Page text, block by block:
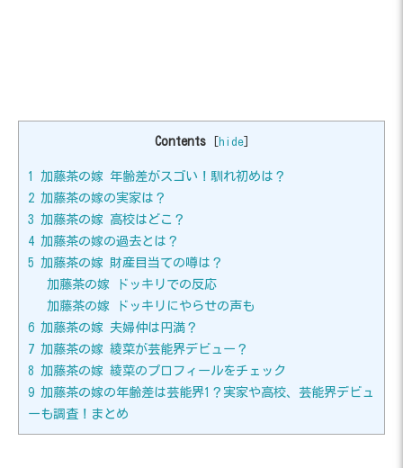
Contents hide]
1
加藤茶の嫁 年齢差がスゴい！馴れ初めは？
2 加藤茶の嫁の実家は？
3 加藤茶の嫁 高校はどこ？
4 加藤茶の嫁の過去とは？
5 加藤茶の嫁 財産目当ての噂は？
加藤茶の嫁 ドッキリでの反応
加藤茶の嫁 ドッキリにやらせの声も
6 加藤茶の嫁 夫婦仲は円満？
7 加藤茶の嫁 綾菜が芸能界デビュー？
8 加藤茶の嫁 綾菜のプロフィールをチェック
9 加藤茶の嫁の年齢差は芸能界1？実家や高校、芸能界デビュ
ーも調査！まとめ